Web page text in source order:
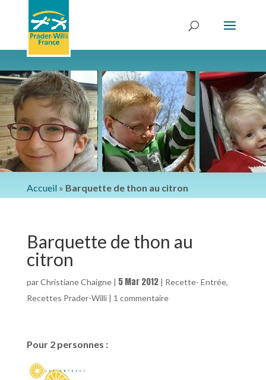
Accueil » Barquette de thon au citron
Barquette de thon au
citron
parChristiane Chaigne| 5 Mar 2012| Recette- Entrée,
Recettes Prader-Willi| 1 commentaire
Pour 2 personnes :